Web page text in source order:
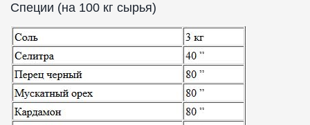
Специи (на 100 кг сырья)